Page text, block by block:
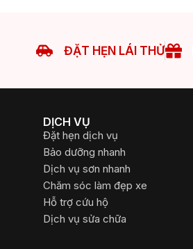
ĐẶT HẸN LÁI THỬ
DỊCH VỤ
Đặt hẹn dịch vụ
Bảo dưỡng nhanh
Dịch vụ sơn nhanh
Chăm sóc làm đẹp xe
Hỗ trợ cứu hộ
Dịch vụ sửa chữa